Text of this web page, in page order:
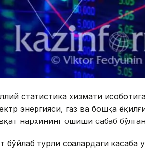
статистика хизмати
энергияси, газ ва бошқа
нархининг ошиши сабаб
турли соҳалардаги